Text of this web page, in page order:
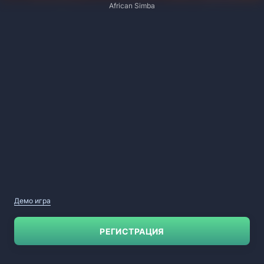
African Simba
Демо игра
РЕГИСТРАЦИЯ